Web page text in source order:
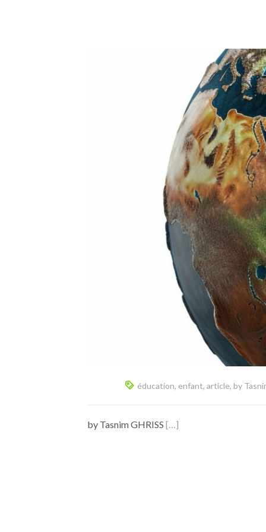
éducation, enfant, article, by
by Tasnim GHRISS […]